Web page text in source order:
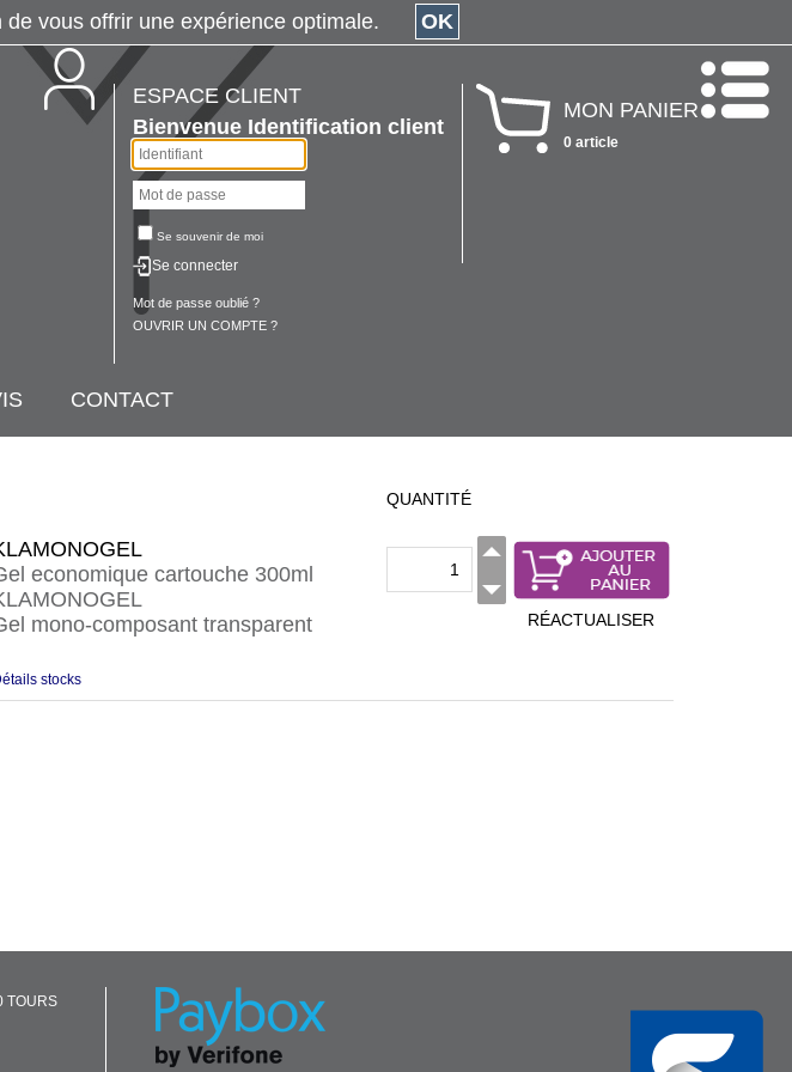
ESPACE CLIENT
Bienvenue Identification client
Se souvenir de moi
Se connecter
Mot de passe oublié ?
OUVRIR UN COMPTE ?
MON PANIER
0 article
CONTACT
economique cartouche 300ml
mono-composant transparent
QUANTITÉ
RÉACTUALISER
stocks
TOURS
de vous offrir une expérience optimale. OK